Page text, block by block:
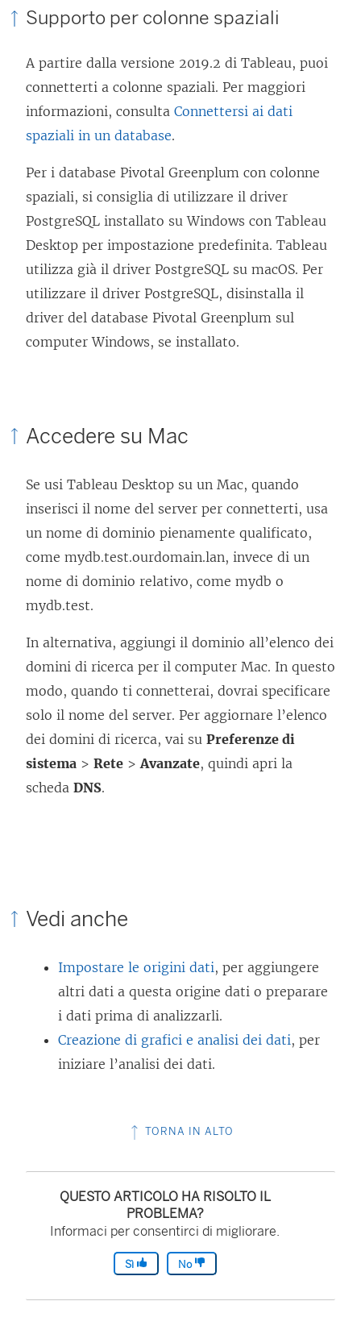
Supporto per colonne spaziali
A partire dalla versione 2019.2 di Tableau, puoi
connetterti a colonne spaziali. Per maggiori
informazioni, consulta Connettersi ai dati
spaziali in un database.
Per i database Pivotal Greenplum con colonne
spaziali, si consiglia di utilizzare il driver
PostgreSQL installato su Windows con Tableau
Desktop per impostazione predefinita. Tableau
utilizza già il driver PostgreSQL su macOS. Per
utilizzare il driver PostgreSQL, disinstalla il
driver del database Pivotal Greenplum sul
computer Windows, se installato.
Accedere su Mac
Se usi Tableau Desktop su un Mac, quando
inserisci il nome del server per connetterti, usa
un nome di dominio pienamente qualificato,
come mydb.test.ourdomain.lan, invece di un
nome di dominio relativo, come mydb o
mydb.test.
In alternativa, aggiungi il dominio all’elenco dei
domini di ricerca per il computer Mac. In questo
modo, quando ti connetterai, dovrai specificare
solo il nome del server. Per aggiornare l’elenco
dei domini di ricerca, vai su Preferenze di
sistema > Rete >Avanzate, quindi apri la
scheda DNS.
Vedi anche
Impostare le origini dati, per aggiungere
altri dati a questa origine dati o preparare
i dati prima di analizzarli.
Creazione di grafici e analisi dei dati, per
iniziare l’analisi dei dati.
TORNA IN ALTO
QUESTO ARTICOLO HA RISOLTO IL
PROBLEMA?
Informaci per consentirci di migliorare.
Sì No